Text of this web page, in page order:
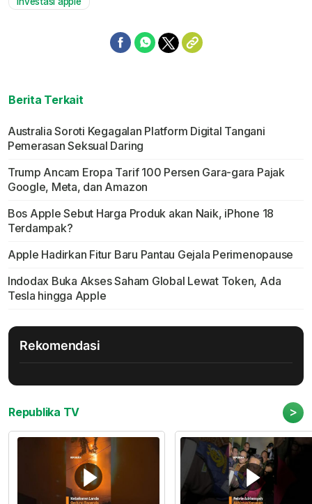
Berita Terkait
Australia Soroti Kegagalan Platform Digital Tangani
Pemerasan Seksual Daring
Trump Ancam Eropa Tarif 100 Persen Gara-gara Pajak
Google, Meta, dan Amazon
Bos Apple Sebut Harga Produk akan Naik, iPhone 18
Terdampak?
Apple Hadirkan Fitur Baru Pantau Gejala Perimenopause
Indodax Buka Akses Saham Global Lewat Token, Ada
Tesla hingga Apple
Rekomendasi
Republika TV >